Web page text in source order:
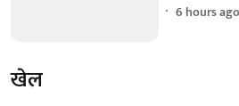
6 hours ago
खेल